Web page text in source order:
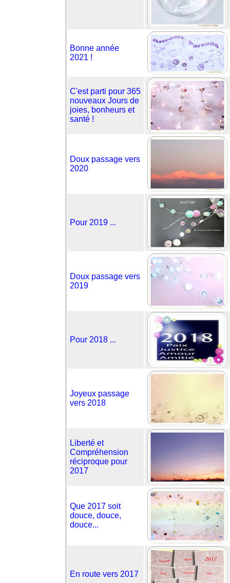
Bonne année
2021 !
C'est parti pour 365
nouveaux Jours de
joies, bonheurs et
santé !
Doux passage vers
2020
Pour 2019 ...
Doux passage vers
2019
Pour 2018 ...
Joyeux passage
vers 2018
Liberté et
Compréhension
réciproque pour
2017
Que 2017 soit
douce, douce,
douce...
En route vers 2017